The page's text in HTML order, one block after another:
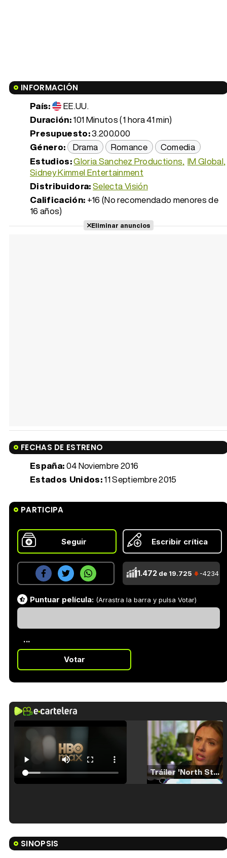
INFORMACIÓN
País:
EE.UU.
Duración:101 Minutos (1 hora 41 min)
Presupuesto:3.200.000
Género: Drama Romance
Comedia
Estudios:Gloria Sanchez Productions IM Global
Sidney Kimmel Entertainment
Distribuidora:Selecta Visión
Calificación: +16 (No recomendado menores de
16 años)
Eliminar anuncios
FECHAS DE ESTRENO
España:04 Noviembre 2016
Estados Unidos:11 Septiembre 2015
PARTICIPA
Seguir Escribir crítica
11.472de 19.725 -4234
Puntuar película: (Arrastra la barra y pulsa Votar)
...
Votar
Tráiler 'North Star' (2023)
SINOPSIS